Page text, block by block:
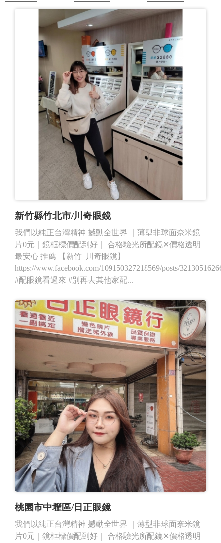
新竹縣竹北市/川奇眼鏡
我們以純正台灣精神 撼動全世界 ｜薄型非球面奈米鏡
片0元｜鏡框標價配到好｜ 合格驗光所配鏡✕價格透明
最安心 推薦 【新竹 川奇眼鏡】
https://www.facebook.com/109150327218569/posts/
#配眼鏡看過來 #別再去其他家配...
桃園市中壢區/日正眼鏡
我們以純正台灣精神 撼動全世界 ｜薄型非球面奈米鏡
片0元｜鏡框標價配到好｜ 合格驗光所配鏡✕價格透明